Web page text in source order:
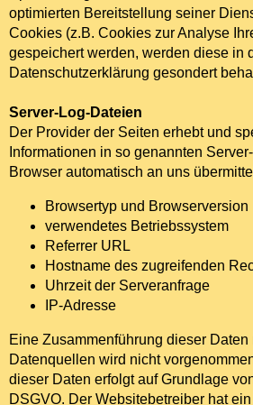
optimierten Bereitstellung seiner
Cookies (z.B. Cookies zur Analyse
gespeichert werden, werden diese in
Datenschutzerklärung gesondert
Server-Log-Dateien
Der Provider der Seiten erhebt und
Informationen in so genannten
Browser automatisch an uns
Browsertyp und Browserversion
verwendetes Betriebssystem
Referrer URL
Hostname des zugreifenden
Uhrzeit der Serveranfrage
IP-Adresse
Eine Zusammenführung dieser Daten
Datenquellen wird nicht
dieser Daten erfolgt auf Grundlage
DSGVO. Der Websitebetreiber hat